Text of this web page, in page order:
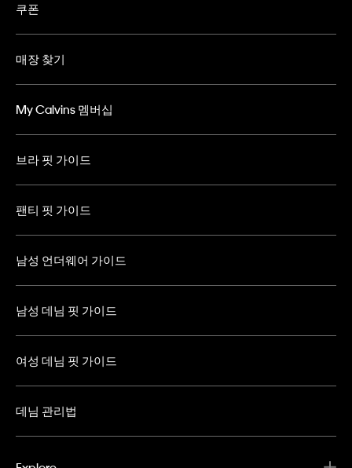
쿠폰
매장 찾기
My Calvins 멤버십
브라 핏 가이드
팬티 핏 가이드
남성 언더웨어 가이드
남성 데님 핏 가이드
여성 데님 핏 가이드
데님 관리법